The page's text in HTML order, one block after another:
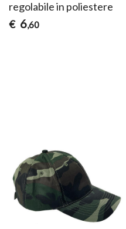
regolabile in poliestere
€ 6,60